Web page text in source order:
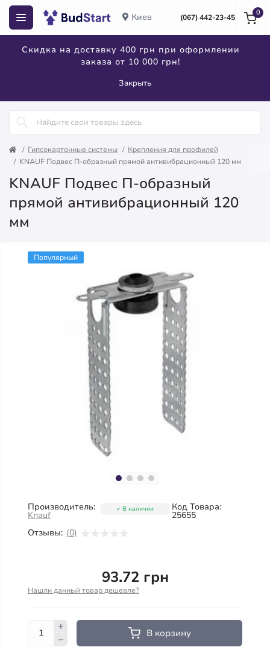
Киев (067) 442-23-45
Скидка на доставку 400 грн при оформлении
заказа от 10 000 грн!
Закрыть
0
Гипсокартонные системы
Крепления для профилей
KNAUF Подвес П-образный прямой антивибрационный 120 мм
KNAUF Подвес П-образный
прямой антивибрационный 120
мм
Популярный
Производитель:
Knauf
Код Товара:
25655
Отзывы: (0)
В наличии
93.72 грн
Нашли данный товар дешевле?
В корзину